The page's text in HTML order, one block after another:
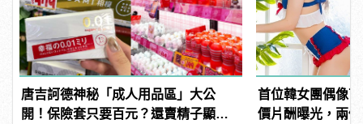
唐吉訶德神秘「成人用品區」大公
開！保險套只要百元？還賣精子顯微
首位韓女團偶像
價片酬曝光，兩